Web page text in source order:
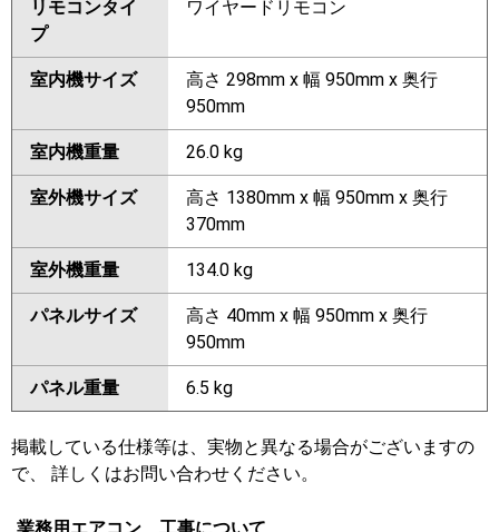
リモコンタイ
プ
ワイヤードリモコン
室内機サイズ
高さ 298mm x 幅 950mm x 奥行
950mm
室内機重量 26.0 kg
室外機サイズ
高さ 1380mm x 幅 950mm x 奥行
370mm
室外機重量 134.0 kg
パネルサイズ
高さ 40mm x 幅 950mm x 奥行
950mm
パネル重量 6.5 kg
掲載している仕様等は、実物と異なる場合がございますの
で、 詳しくはお問い合わせください。